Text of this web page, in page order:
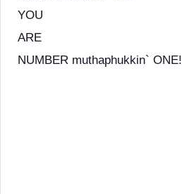
YOU
ARE
NUMBER muthaphukkin` ONE!